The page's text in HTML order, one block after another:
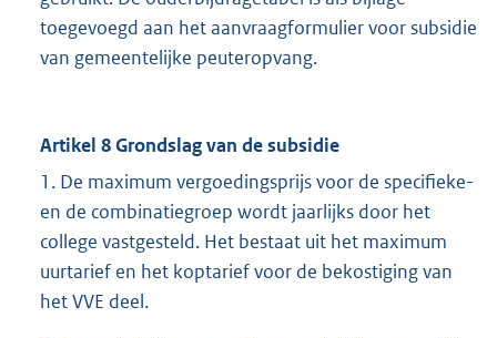
toegevoegd aan het aanvraagformulier voor subsidie
van gemeentelijke peuteropvang.
Artikel 8 Grondslag van de subsidie
1. De maximum vergoedingsprijs voor de specifieke-
en de combinatiegroep wordt jaarlijks door het
college vastgesteld. Het bestaat uit het maximum
uurtarief en het koptarief voor de bekostiging van
het VVE deel.